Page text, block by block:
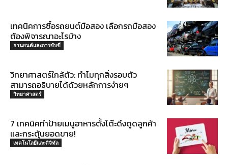
เทคนิคการซื้อรถยนต์มือสอง เลือกรถมือสอง
ต้องพิจารณาอะไรบ้าง
ยานยนต์และการขับขี่
วิทยาศาสตร์ใกล้ตัว: ทำไมทุกสิ่งรอบตัว
สามารถอธิบายได้ด้วยหลักการง่ายๆ
วิทยาศาสตร์
7 เทคนิคทำป้ายเมนูอาหารตั้งโต๊ะดึงดูดลูกค้า
และกระตุ้นยอดขาย!
เทคโนโลยีและดิจิทัล